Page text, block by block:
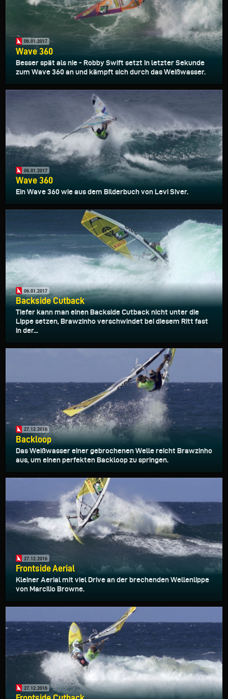
06.01.2017
Wave 360
Besser spät als nie - Robby Swift setzt in letzter Sekunde
zum Wave 360 an und kämpft sich durch das Weißwasser.
06.01.2017
Wave 360
Ein Wave 360 wie aus dem Bilderbuch von Levi Siver.
06.01.2017
Backside Cutback
Tiefer kann man einen Backside Cutback nicht unter die
Lippe setzen, Brawzinho verschwindet bei diesem Ritt fast
in der...
27.12.2016
Backloop
Das Weißwasser einer gebrochenen Welle reicht Brawzinho
aus, um einen perfekten Backloop zu springen.
27.12.2016
Frontside Aerial
Kleiner Aerial mit viel Drive an der brechenden Wellenlippe
von Marcilio Browne.
27.12.2016